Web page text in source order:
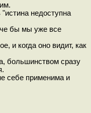
недоступна
бы мы уже все
и когда оно видит, как
большинством сразу
себе применима и